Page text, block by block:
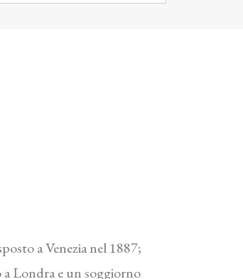
a Venezia nel 1887;
Londra e un soggiorno